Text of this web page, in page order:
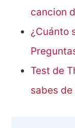
cancion
¿Cuánto
Test de
sabes de